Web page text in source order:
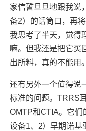
家信誓旦旦地跟我说
备2）的话筒口，再
我思考了半天，觉得
嘛。但我还是把它买
出所料，真的不能用
还有另外一个值得说
标准的问题。TRRS
OMTP和CTIA。它们
设备1、2）早期诺基